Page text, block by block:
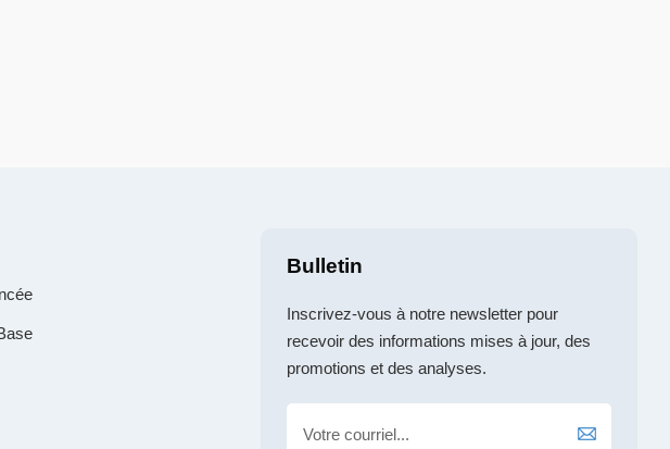
Bulletin
Inscrivez-vous à notre newsletter pour
recevoir des informations mises à jour, des
promotions et des analyses.